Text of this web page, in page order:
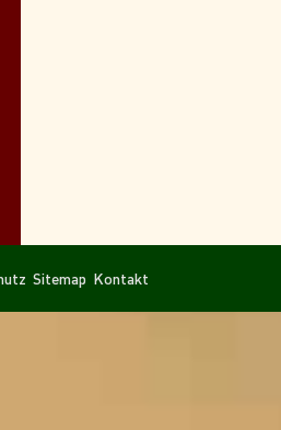
Navigation
überspringen
Sitemap Kontakt